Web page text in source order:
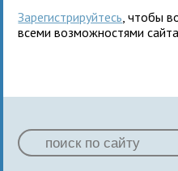
Зарегистрируйтесь , чтобы
всеми возможностями сайта